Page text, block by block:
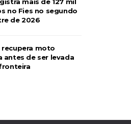
no Fies no segundo
de 2026
recupera moto
antes de ser levada